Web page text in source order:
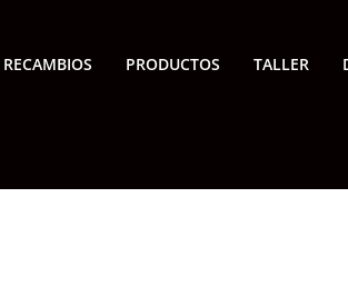
RECAMBIOS PRODUCTOS TALLER